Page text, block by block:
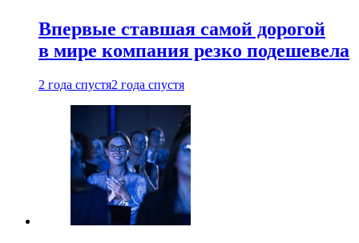
Впервые ставшая самой дорогой
в мире компания резко подешевела
2 года спустя2 года спустя